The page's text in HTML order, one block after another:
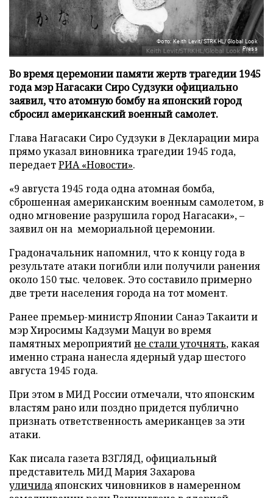
Фото: Keith Levit/STRKHL/Global Look
Press
Во время церемонии памяти жертв трагедии 1945
года мэр Нагасаки Сиро Судзуки официально
заявил, что атомную бомбу на японский город
сбросил американский военный самолет.
Глава Нагасаки Сиро Судзуки в Декларации мира
прямо указал виновника трагедии 1945 года,
передаетРИА «Новости».
«9 августа 1945 года одна атомная бомба,
сброшенная американским военным самолетом, в
одно мгновение разрушила город Нагасаки», –
заявил он на мемориальной церемонии.
Градоначальник напомнил, что к концу года в
результате атаки погибли или получили ранения
около 150 тыс. человек. Это составило примерно
две трети населения города на тот момент.
Ранее премьер-министр Японии Санаэ Такаити и
мэр Хиросимы Кадзуми Мацуи во время
памятных мероприятийне стали уточнять, какая
именно страна нанесла ядерный удар шестого
августа 1945 года.
При этом в МИД России отмечали, что японским
властям рано или поздно придется публично
признать ответственность американцев за эти
атаки.
Как писала газета ВЗГЛЯД, официальный
представитель МИД Мария Захарова
уличилаяпонских чиновников в намеренном